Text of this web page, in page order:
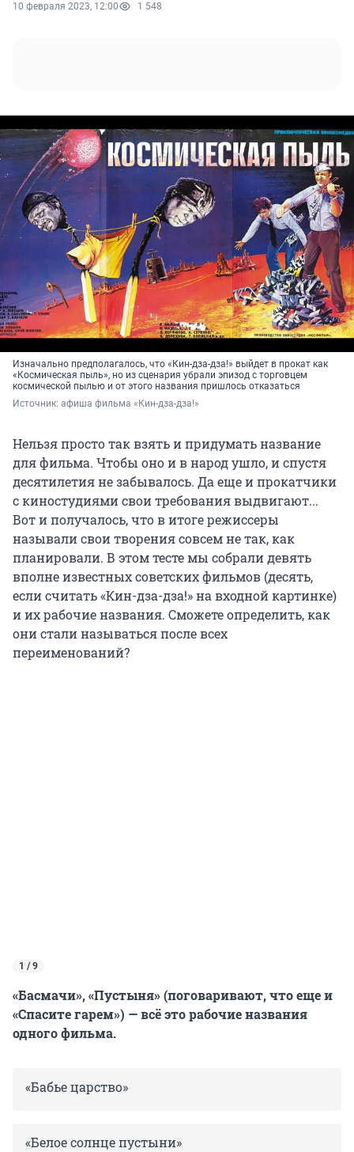
10 февраля 2023, 12:00 1 548
Изначально предполагалось, что «Кин-дза-дза!» выйдет в прокат как
«Космическая пыль», но из сценария убрали эпизод с торговцем
космической пылью и от этого названия пришлось отказаться
Источник: афиша фильма «Кин-дза-дза!»
Нельзя просто так взять и придумать название
для фильма. Чтобы оно и в народ ушло, и спустя
десятилетия не забывалось. Да еще и прокатчики
с киностудиями свои требования выдвигают...
Вот и получалось, что в итоге режиссеры
называли свои творения совсем не так, как
планировали. В этом тесте мы собрали девять
вполне известных советских фильмов (десять,
если считать «Кин-дза-дза!» на входной картинке)
и их рабочие названия. Сможете определить, как
они стали называться после всех
переименований?
1 / 9
«Басмачи», «Пустыня» (поговаривают, что еще и
«Спасите гарем») — всё это рабочие названия
одного фильма.
«Бабье царство»
«Белое солнце пустыни»